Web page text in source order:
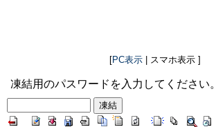
[PC表示 | スマホ表示 ]
凍結用のパスワードを入力してください。